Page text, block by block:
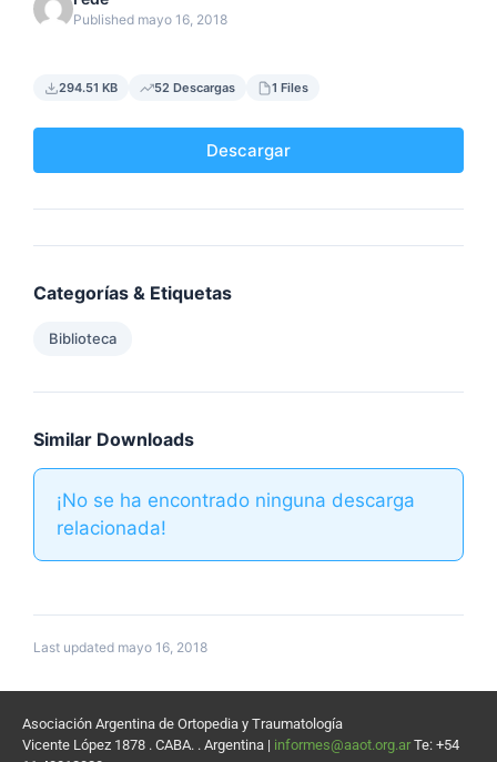
Published mayo 16, 2018
294.51 KB 52 Descargas 1 Files
Descargar
Categorías & Etiquetas
Biblioteca
Similar Downloads
¡No se ha encontrado ninguna descarga
relacionada!
Last updated mayo 16, 2018
Asociación Argentina de Ortopedia y Traumatología
Vicente López 1878 . CABA. . Argentina | informes@aaot.org.ar Te: +54